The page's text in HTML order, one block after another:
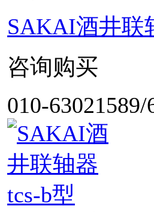
SAKAI酒井联
咨询购买
010-63021589/